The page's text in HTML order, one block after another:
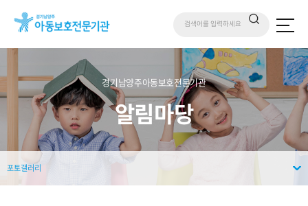
경기남양주아동보호전문기관
알림마당
포토갤러리